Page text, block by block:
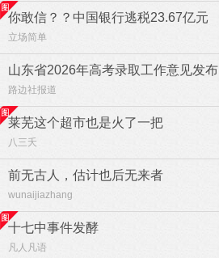
你敢信？？中国银行逃税23.67亿元
立场简单
山东省2026年高考录取工作意见发布
路边社报道
莱芜这个超市也是火了一把
八三夭
前无古人，估计也后无来者
wunaijiazhang
十七中事件发酵
凡人凡语